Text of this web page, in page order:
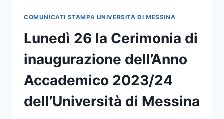
LE
DISEGUAGLIANZE:
PROSPETTIVA
EUROMEDITERRANEA”
COMUNICATI STAMPA UNIVERSITÀ DI MESSINA
Lunedì 26 la Cerimonia di
inaugurazione dell’Anno
Accademico 2023/24
dell’Università di Messina